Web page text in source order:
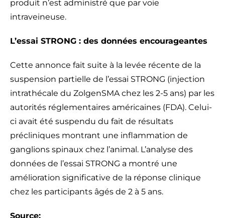
produit n’est administré que par voie
intraveineuse.
L’essai STRONG : des données encourageantes
Cette annonce fait suite à la levée récente de la
suspension partielle de l’essai STRONG (injection
intrathécale du ZolgenSMA chez les 2-5 ans) par les
autorités réglementaires américaines (FDA). Celui-
ci avait été suspendu du fait de résultats
précliniques montrant une inflammation de
ganglions spinaux chez l’animal. L’analyse des
données de l’essai STRONG a montré une
amélioration significative de la réponse clinique
chez les participants âgés de 2 à 5 ans.
Source: